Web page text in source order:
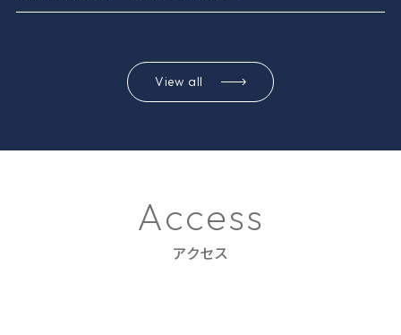
View all
Access
アクセス